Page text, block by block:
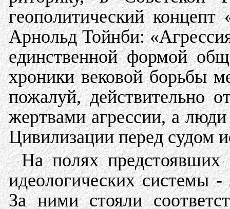
геополитический концепт
Арнольд Тойнби:
единственной формой
хроники вековой борьбы
пожалуй, действительно
жертвами агрессии, а
Цивилизации перед судом
На полях предстоявших
идеологических системы
За ними стояли